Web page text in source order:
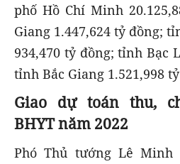
phố Hồ Chí Minh
Giang 1.447,624 tỷ đồng;
934,470 tỷ đồng; tỉnh Bạc
tỉnh Bắc Giang 1.521,998
Giao dự toán thu,
BHYT năm 2022
Phó Thủ tướng Lê